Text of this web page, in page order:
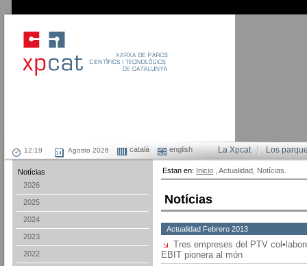
Agosto 2026 català english Los
La Xpcat
Notícias
2026
2025
2024
2023
2022
Estan en: Inicio , Actualidad, Notícias.
Notícias
Actualidad Febrero 2013
Tres empreses del PTV
EBIT pionera al món